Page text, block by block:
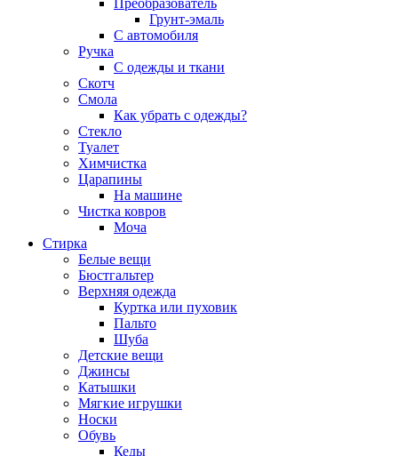
Грунт-эмаль
С автомобиля
Ручка
С одежды и ткани
Скотч
Смола
Как убрать с одежды?
Стекло
Туалет
Химчистка
Царапины
На машине
Чистка ковров
Моча
Стирка
Белые вещи
Бюстгальтер
Верхняя одежда
Куртка или пуховик
Пальто
Шуба
Детские вещи
Джинсы
Катышки
Мягкие игрушки
Носки
Обувь
Кеды